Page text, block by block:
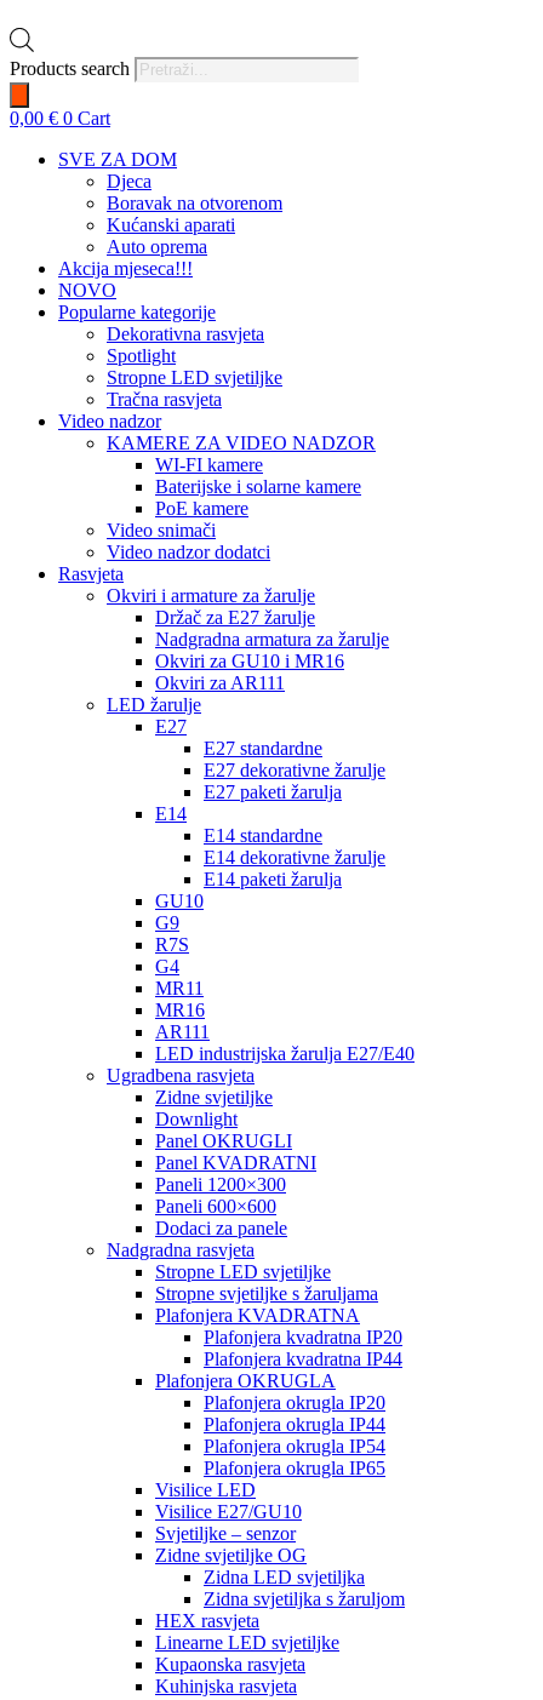
Products search
0,00 € 0 Cart
SVE ZA DOM
Djeca
Boravak na otvorenom
Kućanski aparati
Auto oprema
Akcija mjeseca!!!
NOVO
Popularne kategorije
Dekorativna rasvjeta
Spotlight
Stropne LED svjetiljke
Tračna rasvjeta
Video nadzor
KAMERE ZA VIDEO NADZOR
WI-FI kamere
Baterijske i solarne kamere
PoE kamere
Video snimači
Video nadzor dodatci
Rasvjeta
Okviri i armature za žarulje
Držač za E27 žarulje
Nadgradna armatura za žarulje
Okviri za GU10 i MR16
Okviri za AR111
LED žarulje
E27
E27 standardne
E27 dekorativne žarulje
E27 paketi žarulja
E14
E14 standardne
E14 dekorativne žarulje
E14 paketi žarulja
GU10
G9
R7S
G4
MR11
MR16
AR111
LED industrijska žarulja E27/E40
Ugradbena rasvjeta
Zidne svjetiljke
Downlight
Panel OKRUGLI
Panel KVADRATNI
Paneli 1200×300
Paneli 600×600
Dodaci za panele
Nadgradna rasvjeta
Stropne LED svjetiljke
Stropne svjetiljke s žaruljama
Plafonjera KVADRATNA
Plafonjera kvadratna IP20
Plafonjera kvadratna IP44
Plafonjera OKRUGLA
Plafonjera okrugla IP20
Plafonjera okrugla IP44
Plafonjera okrugla IP54
Plafonjera okrugla IP65
Visilice LED
Visilice E27/GU10
Svjetiljke – senzor
Zidne svjetiljke OG
Zidna LED svjetiljka
Zidna svjetiljka s žaruljom
HEX rasvjeta
Linearne LED svjetiljke
Kupaonska rasvjeta
Kuhinjska rasvjeta